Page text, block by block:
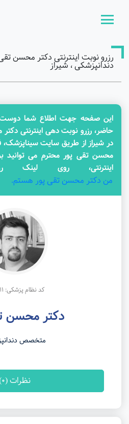
رزرو نوبت اینترنتی دکتر محسن
دندانپزشکی ، شیراز
این صفحه جهت اطلاع شما
حاضر، رزرو نوبت دهی اینترنتی
در شیراز از طریق سایت
محسن تقی پور محترم می توانید
اینترنتی، روی لینک
من دکتر محسن تقی پور هستم.
کد نظام پزشکی: 135511
دکتر محسن
متخصص
نظرات (0)